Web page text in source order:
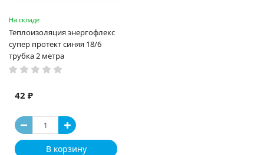
На складе
Теплоизоляция энергофлекс
супер протект синяя 18/6
трубка 2 метра
42 ₽
В корзину